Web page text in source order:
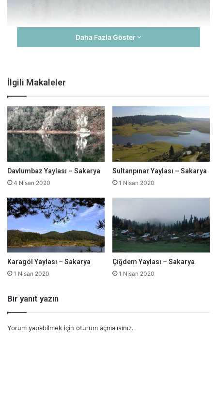
Daha Fazla Göster
İlgili Makaleler
Davlumbaz Yaylası – Sakarya
4 Nisan 2020
Sultanpınar Yaylası – Sakarya
1 Nisan 2020
Karagöl Yaylası – Sakarya
1 Nisan 2020
Çiğdem Yaylası – Sakarya
1 Nisan 2020
Bir yanıt yazın
Yorum yapabilmek için oturum açmalısınız.